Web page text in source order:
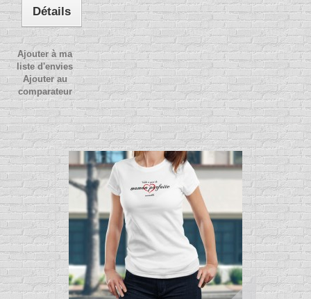
Détails
Ajouter à ma
liste d'envies
Ajouter au
comparateur